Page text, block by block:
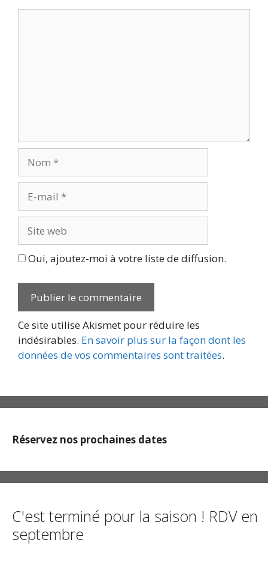
mail
web
Oui, ajoutez-moi à votre liste de diffusion.
Ce site utilise Akismet pour réduire les
indésirables. En savoir plus sur la façon dont les
données de vos commentaires sont traitées.
Réservez nos prochaines dates
C'est terminé pour la saison ! RDV en
septembre